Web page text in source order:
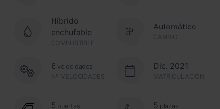
Híbrido
enchufable
COMBUSTIBLE
CAMBIO
Automático
Nº VELOCIDADES
6 velocidades Dic. 2021
MATRICULACIÓN
5 puertas
5 plazas